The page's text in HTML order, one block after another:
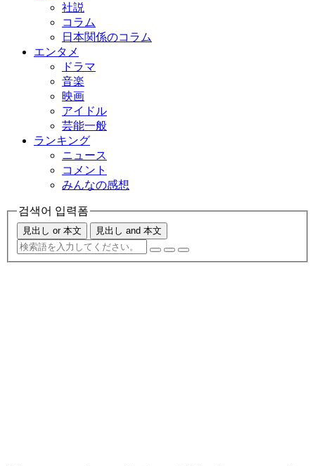
社説
コラム
日本関係のコラム
エンタメ
ドラマ
音楽
映画
アイドル
芸能一般
ランキング
ニュース
コメント
みんなの感想
검색어 입력폼
見出し or 本文 見出し and 本文